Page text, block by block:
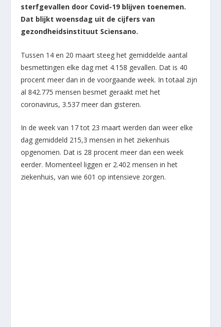
sterfgevallen door Covid-19 blijven toenemen.
Dat blijkt woensdag uit de cijfers van
gezondheidsinstituut Sciensano.
Tussen 14 en 20 maart steeg het gemiddelde aantal
besmettingen elke dag met 4.158 gevallen. Dat is 40
procent meer dan in de voorgaande week. In totaal zijn
al 842.775 mensen besmet geraakt met het
coronavirus, 3.537 meer dan gisteren.
In de week van 17 tot 23 maart werden dan weer elke
dag gemiddeld 215,3 mensen in het ziekenhuis
opgenomen. Dat is 28 procent meer dan een week
eerder. Momenteel liggen er 2.402 mensen in het
ziekenhuis, van wie 601 op intensieve zorgen.